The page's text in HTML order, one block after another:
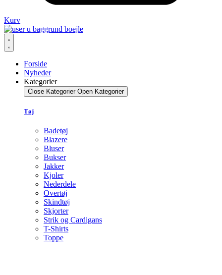
Kurv
Forside
Nyheder
Kategorier
Close Kategorier Open Kategorier
Tøj
Badetøj
Blazere
Bluser
Bukser
Jakker
Kjoler
Nederdele
Overtøj
Skindtøj
Skjorter
Strik og Cardigans
T-Shirts
Toppe